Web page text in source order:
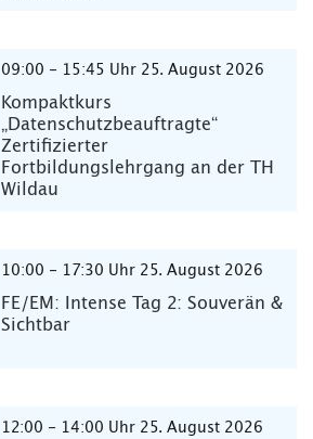
09:00 - 15:45 Uhr 25. August 2026
Kompaktkurs
„Datenschutzbeauftragte“
Zertifizierter
Fortbildungslehrgang an der TH
Wildau
10:00 - 17:30 Uhr 25. August 2026
FE/EM: Intense Tag 2: Souverän &
Sichtbar
12:00 - 14:00 Uhr 25. August 2026